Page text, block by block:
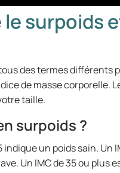
surpoids
des termes
de masse corporelle.
taille.
surpoids ?
indique un poids sain.
Un IMC de 35 ou plus